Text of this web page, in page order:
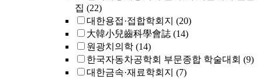
집 (22)
대한용접·접합학회지 (20)
大韓小兒齒科學會誌 (14)
원광치의학 (14)
한국자동차공학회 부문종합 학술대회 (9)
대한금속·재료학회지 (7)